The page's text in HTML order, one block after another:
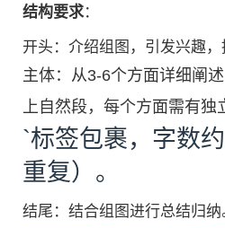
结构要求：
开头：介绍组图，引发兴趣，
主体：从3-6个方面详细阐
上自然段，每个方面需有独
`标签包裹，字数
重复）。
结尾：结合组图进行总结归纳